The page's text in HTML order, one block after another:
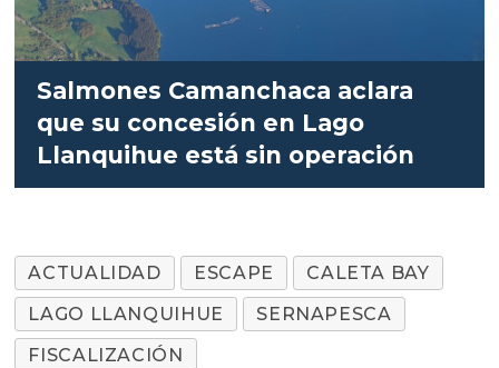
Salmones Camanchaca aclara
que su concesión en Lago
Llanquihue está sin operación
ACTUALIDAD ESCAPE
CALETA BAY
LAGO LLANQUIHUE
SERNAPESCA
FISCALIZACIÓN